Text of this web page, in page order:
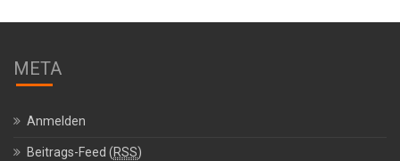
META
Anmelden
Beitrags-Feed (RSS)